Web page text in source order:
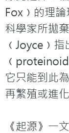
Fox﹚的理
科學家所拋
﹙Joyce﹚
它只能到此
再繁殖或進化
《起源》一